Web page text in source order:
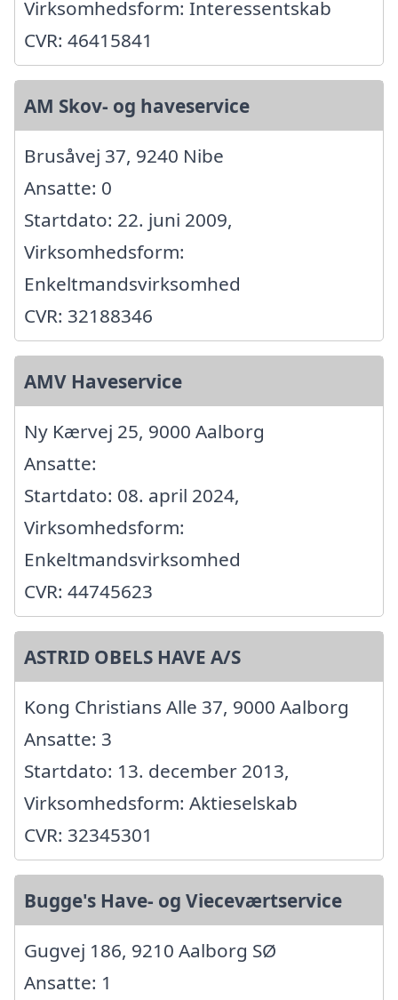
Virksomhedsform: Interessentskab
CVR: 46415841
AM Skov- og haveservice
Brusåvej 37, 9240 Nibe
Ansatte: 0
Startdato: 22. juni 2009,
Virksomhedsform:
Enkeltmandsvirksomhed
CVR: 32188346
AMV Haveservice
Ny Kærvej 25, 9000 Aalborg
Ansatte:
Startdato: 08. april 2024,
Virksomhedsform:
Enkeltmandsvirksomhed
CVR: 44745623
ASTRID OBELS HAVE A/S
Kong Christians Alle 37, 9000 Aalborg
Ansatte: 3
Startdato: 13. december 2013,
Virksomhedsform: Aktieselskab
CVR: 32345301
Bugge's Have- og Vieceværtservice
Gugvej 186, 9210 Aalborg SØ
Ansatte: 1